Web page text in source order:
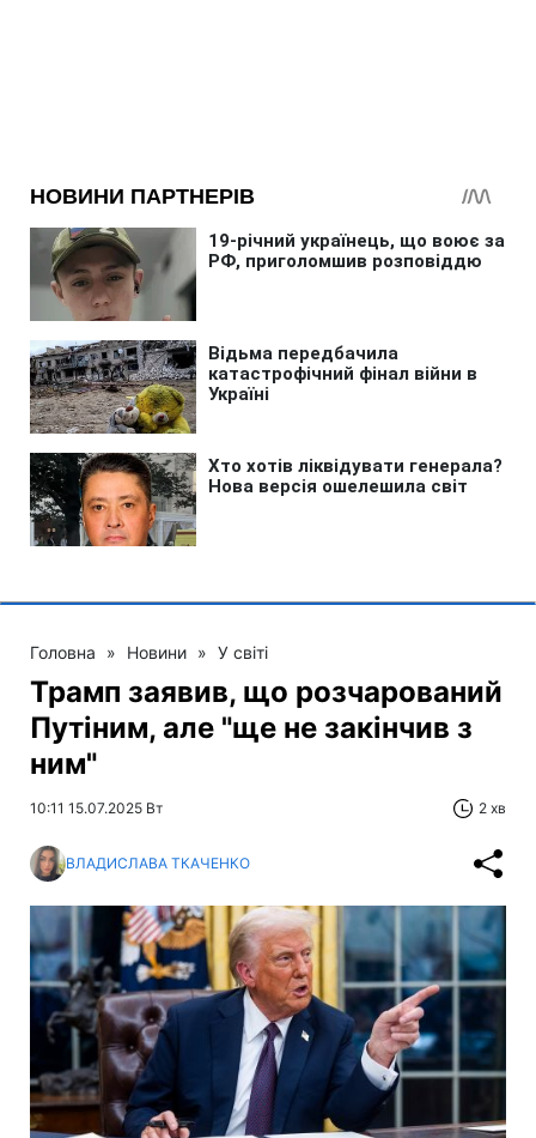
Головна » Новини » У світі
Трамп заявив, що розчарований
Путіним, але "ще не закінчив з
ним"
10:11 15.07.2025 Вт 2 хв
ВЛАДИСЛАВА ТКАЧЕНКО